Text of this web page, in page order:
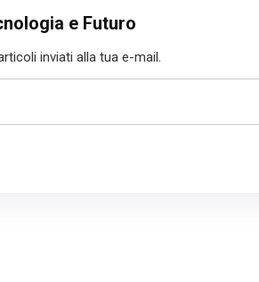
e Futuro
inviati alla tua e-mail.